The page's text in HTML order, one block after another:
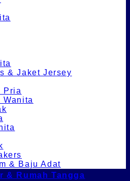
& Jaket Jersey
Pria
Wanita
& Baju Adat
& Rumah Tangga